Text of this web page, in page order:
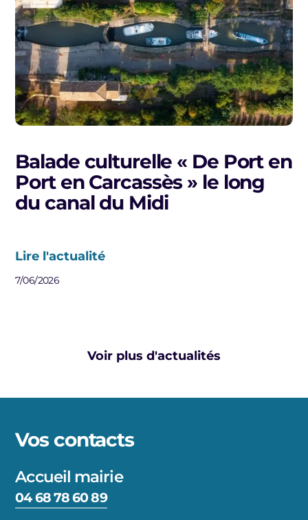
Balade culturelle « De Port en
Port en Carcassès » le long
du canal du Midi
Lire l'actualité
7/06/2026
Voir plus d'actualités
Vos contacts
Accueil mairie
04 68 78 60 89